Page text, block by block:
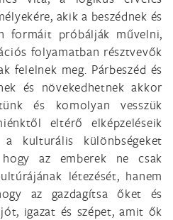
akik a beszédnek és
formáit próbálják művelni,
folyamatban résztvevők
felelnek meg. Párbeszéd és
és növekedhetnek akkor
és komolyan vesszük
eltérő elképzeléseik
a kulturális különbségeket
az emberek ne csak
létezését, hanem
az gazdagítsa őket és
igazat és szépet, amit ők